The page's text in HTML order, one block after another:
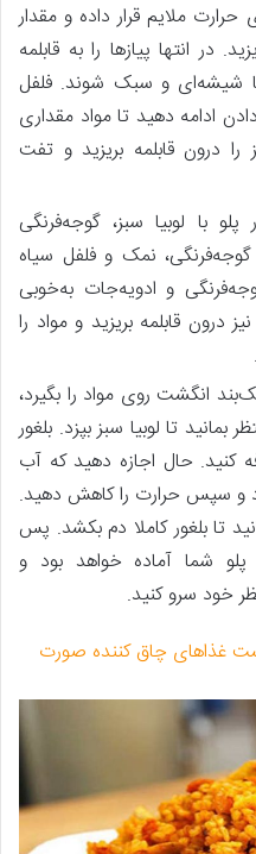
ملایم قرار داده و مقدار
در انتها پیازها را به قابلمه
شیشه‌ای و سبک شوند. فلفل
ادامه دهید تا مواد مقداری
درون قابلمه بریزید و تفت
با لوبیا سبز، گوجه‌فرنگی
نمک و فلفل سیاه
و ادویه‌جات به‌خوبی
قابلمه بریزید و مواد را
انگشت روی مواد را بگیرد،
بمانید تا لوبیا سبز بپزد. بلغور
کنید. حال اجازه دهید که آب
و سپس حرارت را کاهش دهید.
تا بلغور کاملا دم بکشد. پس‌
بلغور پلو شما آماده خواهد بود و
خود سرو کنید.
غذاهای چاق کننده صورت